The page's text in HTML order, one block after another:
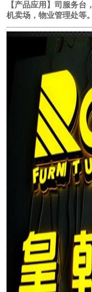
【产品应用】司服务台
机卖场，物业管理处等。